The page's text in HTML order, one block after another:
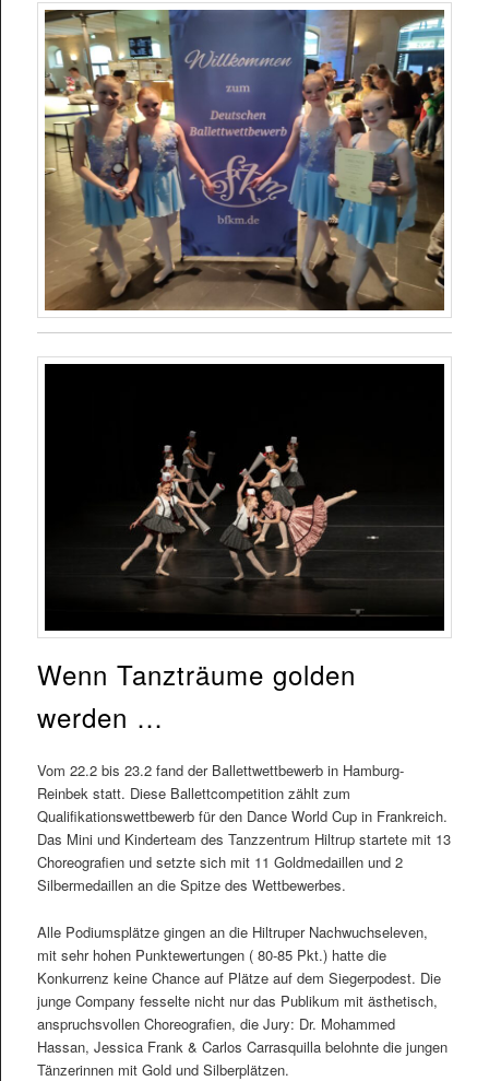
Wenn Tanzträume golden
werden …
Vom 22.2 bis 23.2 fand der Ballettwettbewerb in Hamburg-
Reinbek statt. Diese Ballettcompetition zählt zum
Qualifikationswettbewerb für den Dance World Cup in Frankreich.
Das Mini und Kinderteam des Tanzzentrum Hiltrup startete mit 13
Choreografien und setzte sich mit 11 Goldmedaillen und 2
Silbermedaillen an die Spitze des Wettbewerbes.
Alle Podiumsplätze gingen an die Hiltruper Nachwuchseleven,
mit sehr hohen Punktewertungen ( 80-85 Pkt.) hatte die
Konkurrenz keine Chance auf Plätze auf dem Siegerpodest. Die
junge Company fesselte nicht nur das Publikum mit ästhetisch,
anspruchsvollen Choreografien, die Jury: Dr. Mohammed
Hassan, Jessica Frank & Carlos Carrasquilla belohnte die jungen
Tänzerinnen mit Gold und Silberplätzen.